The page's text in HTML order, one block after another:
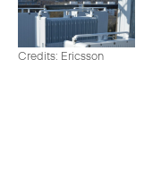
Credits: Ericsson